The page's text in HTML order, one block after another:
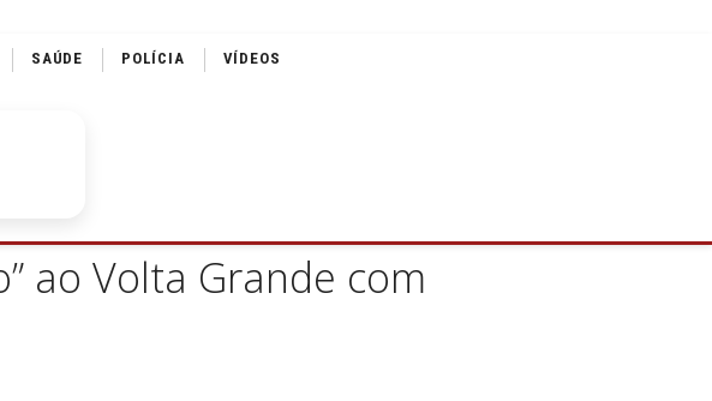
SAÚDE POLÍCIA VÍDEOS
ao Volta Grande com